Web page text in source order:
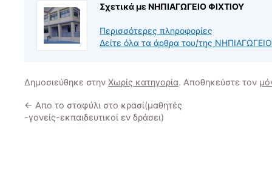
Σχετικά με ΝΗΠΙΑΓΩΓΕΙΟ ΦΙΧΤΙΟΥ
Περισσότερες πληροφορίες
Δείτε όλα τα άρθρα του/της
Δημοσιεύθηκε στην Χωρίς κατηγορία. Αποθηκεύστε τον
← Απο το σταφύλι στο κρασί(μαθητές
-γονείς-εκπαιδευτικοί εν δράσει)